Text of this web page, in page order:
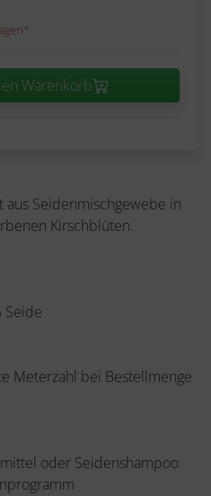
*
Warenkorb
aus Seidenmischgewebe in
Kirschblüten.
Seide
Meterzahl bei Bestellmenge
oder Seidenshampoo